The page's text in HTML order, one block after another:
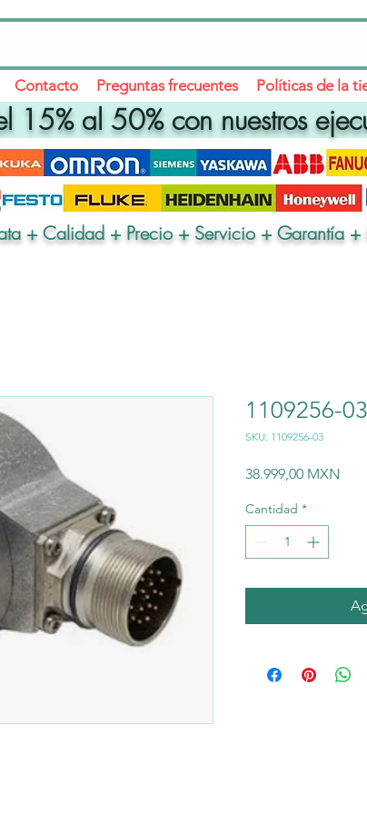
Contacto Preguntas frecuentes Políticas de la
15% al 50% con nuestros
+ Calidad + Precio + Servicio + Garantía +
1109256-
SKU: 1109256-03
38.999,00 MXN
Cantidad *